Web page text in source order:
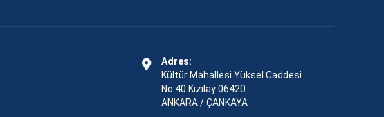
Adres:
Kültür Mahallesi Yüksel Caddesi
No:40 Kızılay 06420
ANKARA / ÇANKAYA